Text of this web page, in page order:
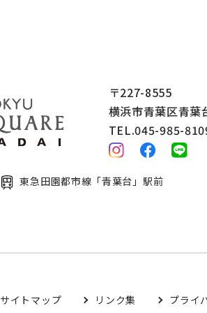
〒227-8555
横浜市青葉区青
TEL.045-985-
東急田園都市線「青葉台」駅前
サイトマップ リンク集 プライ